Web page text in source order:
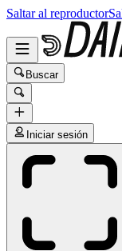
Saltar al reproductor
Buscar
Iniciar sesión